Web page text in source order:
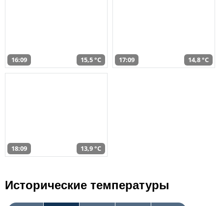
16:09 15,5 °C 17:09 14,8 °C
18:09 13,9 °C
Исторические температуры